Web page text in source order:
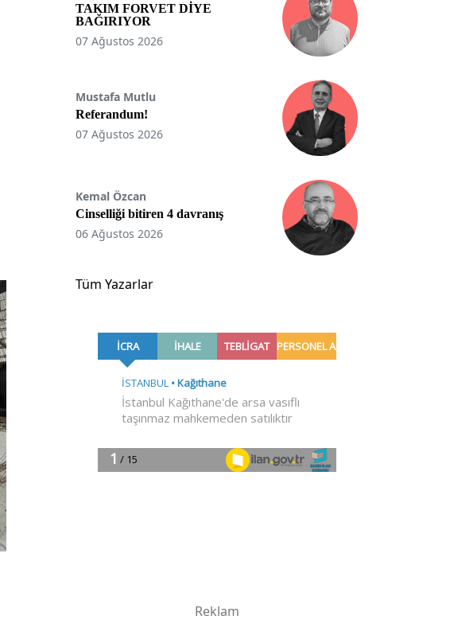
TAKIM FORVET DİYE
BAĞIRIYOR
07 Ağustos 2026
Mustafa Mutlu
Referandum!
07 Ağustos 2026
Kemal Özcan
Cinselliği bitiren 4 davranış
06 Ağustos 2026
Tüm Yazarlar